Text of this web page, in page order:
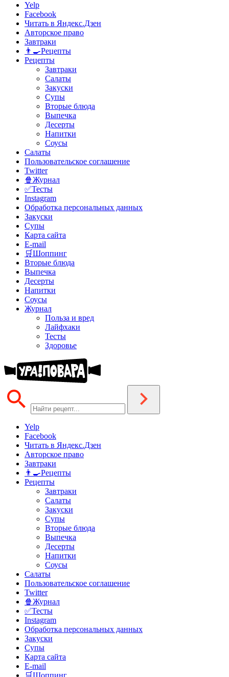
Yelp
Facebook
Читать в Яндекс.Дзен
Авторское право
Завтраки
👨‍🍳Рецепты
Рецепты
Завтраки
Салаты
Закуски
Супы
Вторые блюда
Выпечка
Десерты
Напитки
Соусы
Салаты
Пользовательское соглашение
Twitter
🍿Журнал
✅Тесты
Instagram
Обработка персональных данных
Закуски
Супы
Карта сайта
E-mail
🛒Шоппинг
Вторые блюда
Выпечка
Десерты
Напитки
Соусы
Журнал
Польза и вред
Лайфхаки
Тесты
Здоровье
Yelp
Facebook
Читать в Яндекс.Дзен
Авторское право
Завтраки
👨‍🍳Рецепты
Рецепты
Завтраки
Салаты
Закуски
Супы
Вторые блюда
Выпечка
Десерты
Напитки
Соусы
Салаты
Пользовательское соглашение
Twitter
🍿Журнал
✅Тесты
Instagram
Обработка персональных данных
Закуски
Супы
Карта сайта
E-mail
🛒Шоппинг